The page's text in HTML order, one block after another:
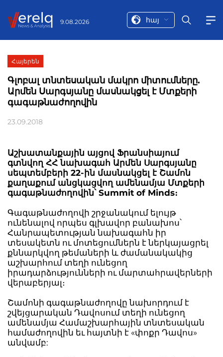
9.08.2026 հայ
Հայերեն
Գլոբալ տնտեսական մակրո միտումները.
Արմեն Սարգսյանը մասնակցել է Մտքերի
գագաթնաժողովին
23.09.2018
Աշխատանքային այցով Ֆրանսիայում
գտնվող ՀՀ նախագահ Արմեն Սարգսյանը
սեպտեմբերի 22-ին մասնակցել է Շամոն
քաղաքում անցկացվող ամենամյա Մտքերի
գագաթնաժողովին՝ Summit of Minds։
Գագաթնաժողովի շրջանակում ելույթ
ունենալով որպես գլխավոր բանախոս՝
Հանրապետության նախագահն իր
տեսակետն ու մոտեցումներն է ներկայացրել
քննարկվող թեմաների և ժամանակակից
աշխարհում տեղի ունեցող
իրադարձությունների ու մարտահրավերների
վերաբերյալ։
Շամոնի գագաթնաժողովը նախորդում է
շվեյցարական Դավոսում տեղի ունեցող
ամենամյա Համաշխարհային տնտեսական
համաժողովին եւ հայտնի է «փոքր Դավոս»
անվամբ: